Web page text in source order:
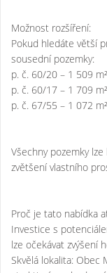
Možnost rozšíření:
Pokud hledáte větší
sousední pozemky:
p. č. 60/20 – 1 509 m²
p. č. 60/17 – 1 709 m²
p. č. 67/55 – 1 072 m²
Všechny pozemky
zvětšení vlastního
Proč je tato nabídka
Investice s
lze očekávat zvýšení
Skvělá lokalita: Obec